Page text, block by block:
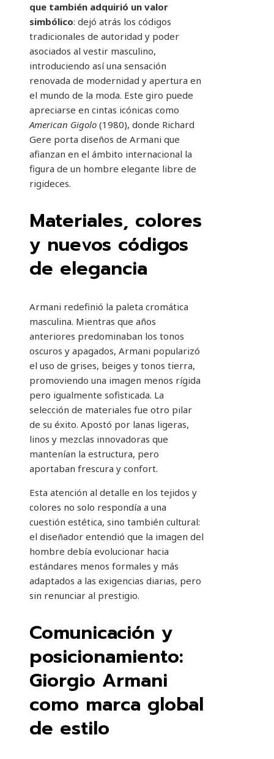
que también adquirió un valor
simbólico: dejó atrás los códigos
tradicionales de autoridad y poder
asociados al vestir masculino,
introduciendo así una sensación
renovada de modernidad y apertura en
el mundo de la moda. Este giro puede
apreciarse en cintas icónicas como
American Gigolo (1980), donde Richard
Gere porta diseños de Armani que
afianzan en el ámbito internacional la
figura de un hombre elegante libre de
rigideces.
Materiales, colores
y nuevos códigos
de elegancia
Armani redefinió la paleta cromática
masculina. Mientras que años
anteriores predominaban los tonos
oscuros y apagados, Armani popularizó
el uso de grises, beiges y tonos tierra,
promoviendo una imagen menos rígida
pero igualmente sofisticada. La
selección de materiales fue otro pilar
de su éxito. Apostó por lanas ligeras,
linos y mezclas innovadoras que
mantenían la estructura, pero
aportaban frescura y confort.
Esta atención al detalle en los tejidos y
colores no solo respondía a una
cuestión estética, sino también cultural:
el diseñador entendió que la imagen del
hombre debía evolucionar hacia
estándares menos formales y más
adaptados a las exigencias diarias, pero
sin renunciar al prestigio.
Comunicación y
posicionamiento:
Giorgio Armani
como marca global
de estilo